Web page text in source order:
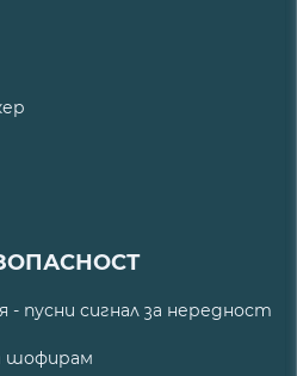
пусни сигнал за нередност
шофирам